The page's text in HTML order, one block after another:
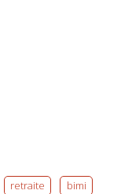
retraite
bimi